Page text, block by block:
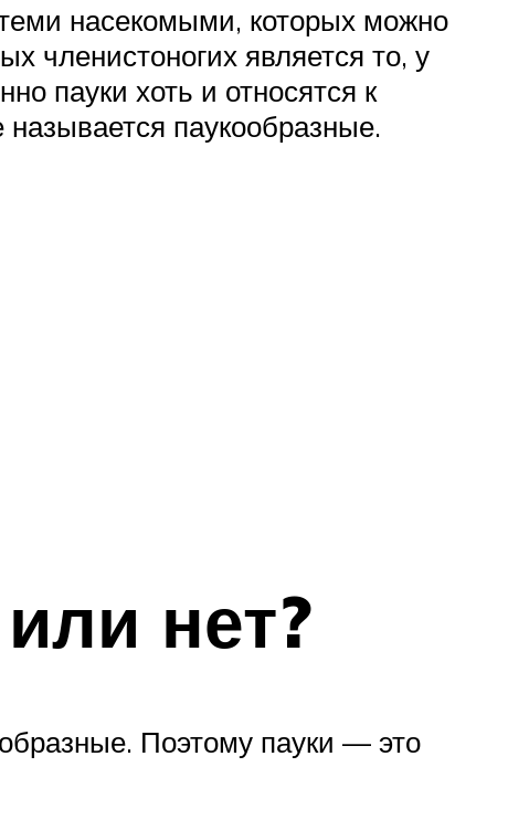
насекомыми, которых можно
членистоногих является то, у
пауки хоть и относятся к
паукообразные.
нет?
Поэтому пауки — это